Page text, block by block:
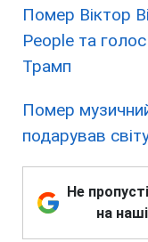
Помер Віктор
People та
Трамп
Помер
подарував
Не
на